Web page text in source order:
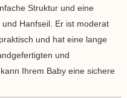
Struktur und eine
Hanfseil. Er ist moderat
und hat eine lange
und
Ihrem Baby eine sichere